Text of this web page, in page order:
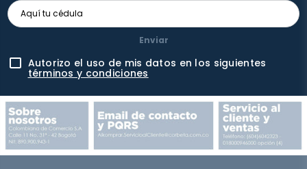
Enviar
Autorizo el uso de mis datos en los siguientes
términos y condiciones